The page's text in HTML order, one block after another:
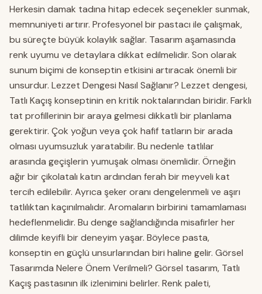
Herkesin damak tadına hitap edecek seçenekler sunmak,
memnuniyeti artırır. Profesyonel bir pastacı ile çalışmak,
bu süreçte büyük kolaylık sağlar. Tasarım aşamasında
renk uyumu ve detaylara dikkat edilmelidir. Son olarak
sunum biçimi de konseptin etkisini artıracak önemli bir
unsurdur. Lezzet Dengesi Nasıl Sağlanır? Lezzet dengesi,
Tatlı Kaçış konseptinin en kritik noktalarından biridir. Farklı
tat profillerinin bir araya gelmesi dikkatli bir planlama
gerektirir. Çok yoğun veya çok hafif tatların bir arada
olması uyumsuzluk yaratabilir. Bu nedenle tatlılar
arasında geçişlerin yumuşak olması önemlidir. Örneğin
ağır bir çikolatalı katın ardından ferah bir meyveli kat
tercih edilebilir. Ayrıca şeker oranı dengelenmeli ve aşırı
tatlılıktan kaçınılmalıdır. Aromaların birbirini tamamlaması
hedeflenmelidir. Bu denge sağlandığında misafirler her
dilimde keyifli bir deneyim yaşar. Böylece pasta,
konseptin en güçlü unsurlarından biri haline gelir. Görsel
Tasarımda Nelere Önem Verilmeli? Görsel tasarım, Tatlı
Kaçış pastasının ilk izlenimini belirler. Renk paleti,